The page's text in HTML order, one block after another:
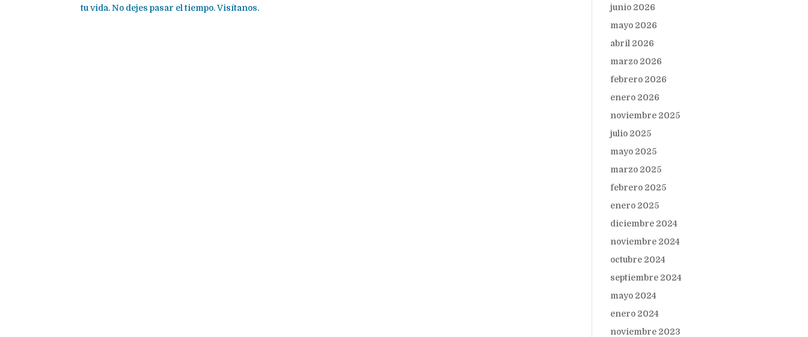
tu vida. No dejes pasar el tiempo. Visítanos.
junio 2026
mayo 2026
abril 2026
marzo 2026
febrero 2026
enero 2026
noviembre 2025
julio 2025
mayo 2025
marzo 2025
febrero 2025
enero 2025
diciembre 2024
noviembre 2024
octubre 2024
septiembre 2024
mayo 2024
enero 2024
noviembre 2023